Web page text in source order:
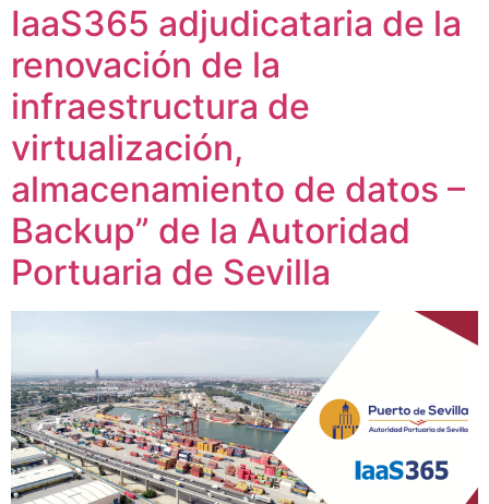
IaaS365 adjudicataria de la
renovación de la
infraestructura de
virtualización,
almacenamiento de datos –
Backup” de la Autoridad
Portuaria de Sevilla